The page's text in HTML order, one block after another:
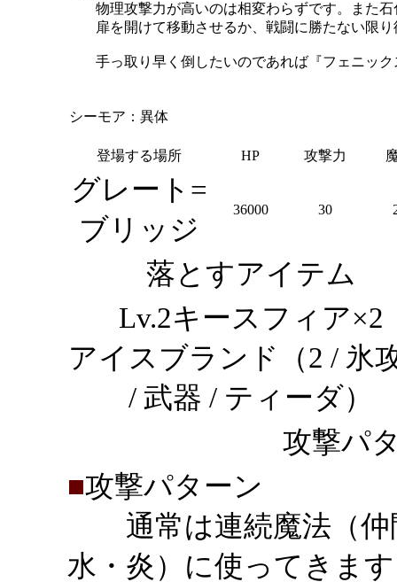
物理攻撃力が高いのは相変わらずです。また石
扉を開けて移動させるか、戦闘に勝たない限り
手っ取り早く倒したいのであれば『フェニック
シーモア：異体
登場する場所 HP 攻撃力
グレート=
ブリッジ
36000 30
落とすアイテム
Lv.2キースフィア×2
アイスブランド（2 / 氷
/ 武器 / ティーダ）
攻撃パ
■攻撃パターン
通常は連続魔法（仲
水・炎）に使ってきま